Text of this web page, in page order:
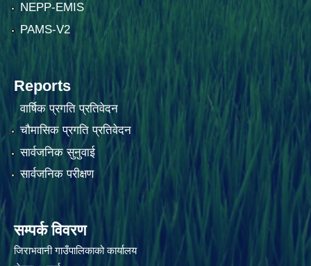
NEPP-EMIS
PAMS-V2
Reports
वार्षिक प्रगति प्रतिवेदन
चौमासिक प्रगति प्रतिवेदन
सार्वजनिक सुनुवाई
सार्वजनिक परीक्षण
सम्पर्क विवरण
जिराभवानी गाउँपालिकाको कार्यालय